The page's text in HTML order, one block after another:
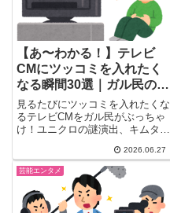
【あ〜わかる！】テレビ
CMにツッコミを入れたく
なる瞬間30選｜ガル民の本
音炸裂
見るたびにツッコミを入れたくな
るテレビCMをガル民がぶっちゃ
け！ユニクロの謎演出、キムタク
ツッコミ、生理CM「アクティブ
に！」の非現実設定、ローンCM
の豪快な誘導など、共感必至の場
面30選を一気にまとめ紹介。
2026.06.27
芸能エンタメ